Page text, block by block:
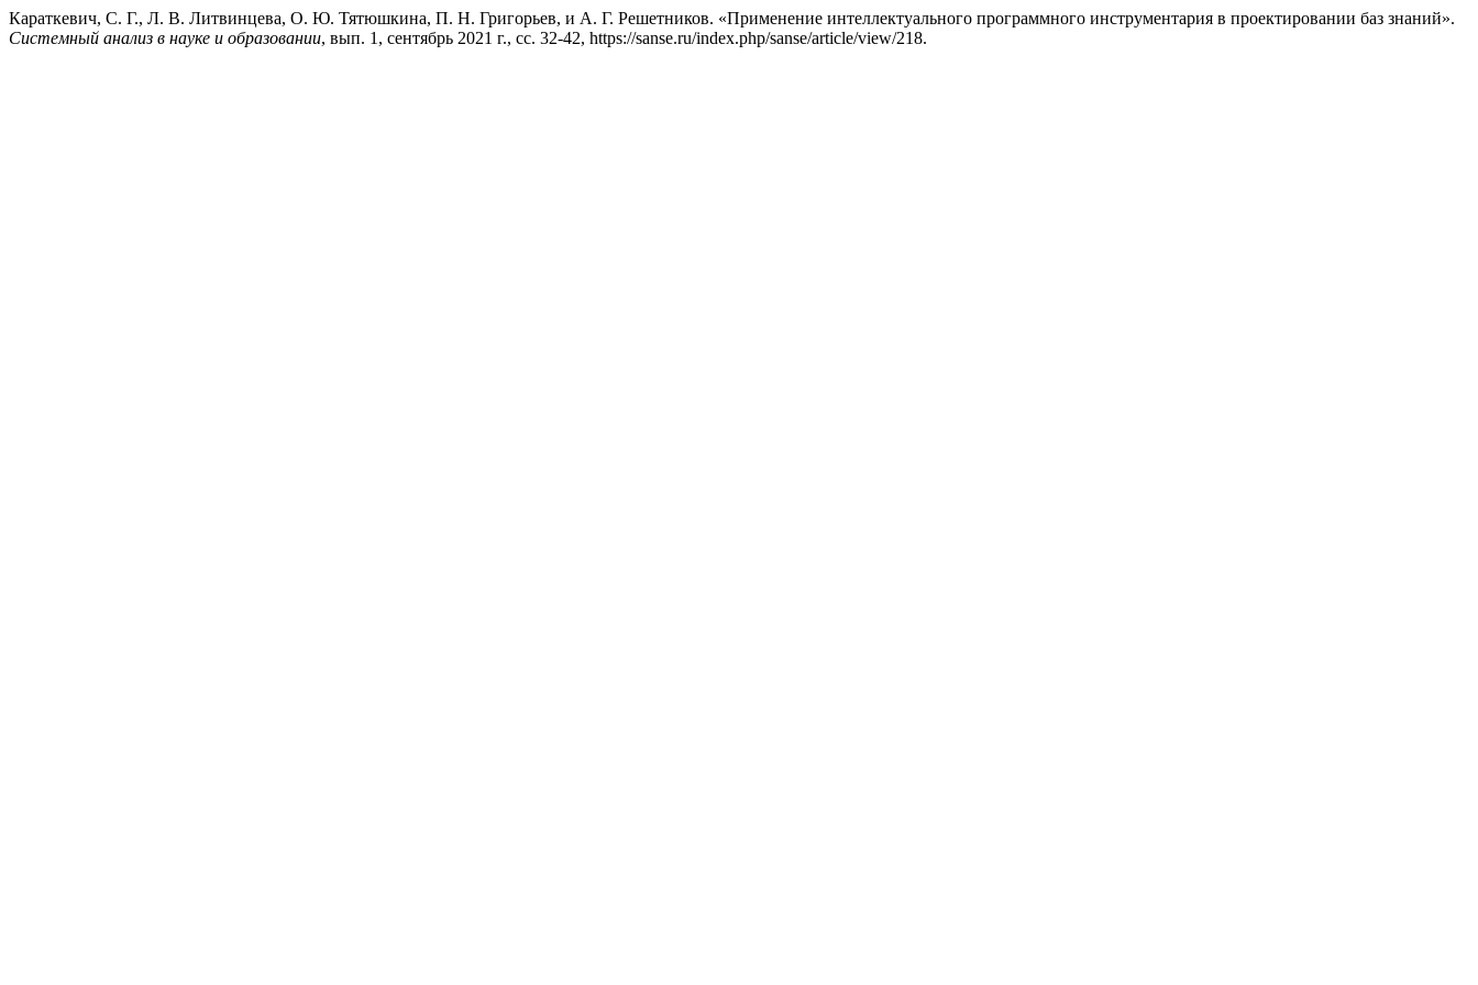
Караткевич, С. Г., Л. В. Литвинцева, О. Ю. Тятюшкина, П. Н. Григорьев, и А. Г. Решетников. «Применение интеллектуального программного инструментария в проектировании баз знаний».
Системный анализ в науке и образовании, вып. 1, сентябрь 2021 г., сс. 32-42, https://sanse.ru/index.php/sanse/article/view/218.